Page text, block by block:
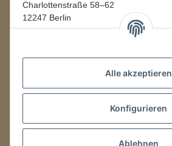
Alle akzeptieren
Konfigurieren
Ablehnen
Charlottenstraße 58–62
12247 Berlin
08:00–16:00 Uhr
LAGER / RETOUREN
Packmonster Fulfillment
SJS Carstyling Lager